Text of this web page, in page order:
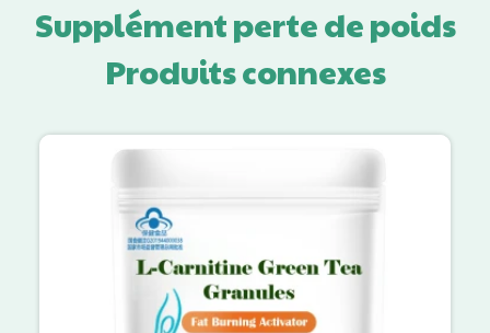
Supplément perte de poids
Produits connexes